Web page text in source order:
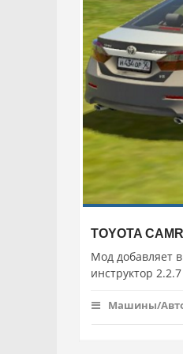
TOYOTA
Мод добавляет
инструктор 2.2.7
Машины/